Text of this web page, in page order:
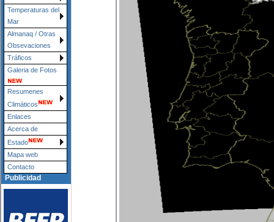
Temperaturas del
Mar
Almanaq / Otras
Obsevaciones
Tráficos
Galeria de Fotos
Resumenes
Climáticos
Enlaces
Acerca de
Estado
Mapa web
Contacto
Publicidad